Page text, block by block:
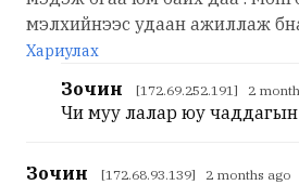
мэлхийнээс удаан ажиллаж бна
Хариулах
Зочин [172.69.252.191] 2
Чи муу лалар юу чаддагын
Зочин [172.68.93.139] 2 months ago